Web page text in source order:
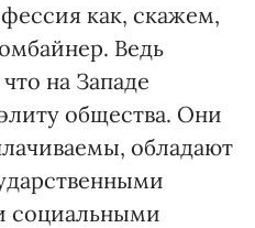
как, скажем,
Ведь
на Западе
общества. Они
обладают
социальными